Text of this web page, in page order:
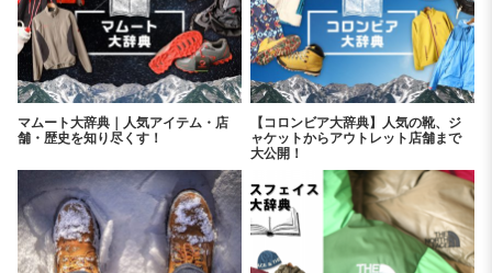
マムート大辞典｜人気アイテム・店
舗・歴史を知り尽くす！
【コロンビア大辞典】人気の靴、ジ
ャケットからアウトレット店舗まで
大公開！